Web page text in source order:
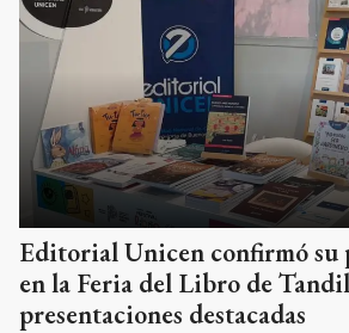
Editorial Unicen confirmó
en la Feria del Libro de
presentaciones destacadas